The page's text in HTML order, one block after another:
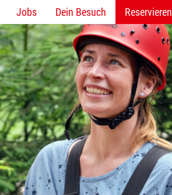
Jobs Dein Besuch Reservieren